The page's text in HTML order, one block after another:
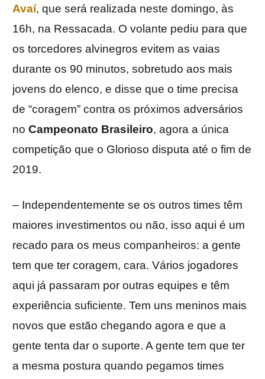
Avaí, que será realizada neste domingo, às
16h, na Ressacada. O volante pediu para que
os torcedores alvinegros evitem as vaias
durante os 90 minutos, sobretudo aos mais
jovens do elenco, e disse que o time precisa
de “coragem” contra os próximos adversários
no Campeonato Brasileiro, agora a única
competição que o Glorioso disputa até o fim de
2019.
– Independentemente se os outros times têm
maiores investimentos ou não, isso aqui é um
recado para os meus companheiros: a gente
tem que ter coragem, cara. Vários jogadores
aqui já passaram por outras equipes e têm
experiência suficiente. Tem uns meninos mais
novos que estão chegando agora e que a
gente tenta dar o suporte. A gente tem que ter
a mesma postura quando pegamos times